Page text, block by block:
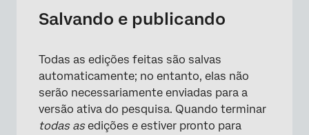
Salvando e publicando
Todas as edições feitas são salvas
automaticamente; no entanto, elas não
serão necessariamente enviadas para a
versão ativa do pesquisa. Quando terminar
todas asedições e estiver pronto para